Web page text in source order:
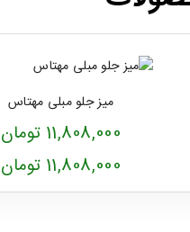
میز جلو مبلی مهتاس
11,808,000 تومان
11,808,000 تومان